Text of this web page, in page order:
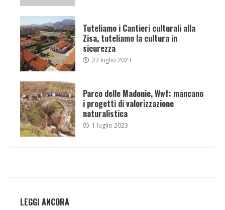
Tuteliamo i Cantieri culturali alla
Zisa, tuteliamo la cultura in
sicurezza
22 luglio 2023
Parco delle Madonie, Wwf: mancano
i progetti di valorizzazione
naturalistica
1 luglio 2023
LEGGI ANCORA